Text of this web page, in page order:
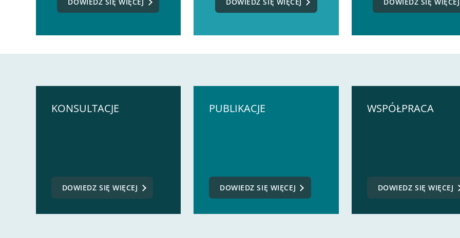
KONSULTACJE
DOWIEDZ SIĘ WIĘCEJ
PUBLIKACJE
DOWIEDZ SIĘ WIĘCEJ
WSPÓŁPRACA
DOWIEDZ SIĘ WIĘCEJ